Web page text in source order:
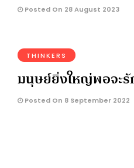
Posted On 28 August 2023
THINKERS
มนุษย์ยิ่งใหญ่พอจะรั
Posted On 8 September 2022